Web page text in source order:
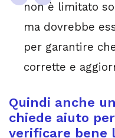
non è limitato
ma dovrebbe
per garantire
corrette e
Quindi anche
chiede aiuto
verificare bene